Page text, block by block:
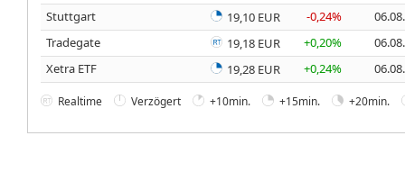
Stuttgart
19,10 EUR -0,24%
Tradegate
19,18 EUR +0,20%
Xetra ETF
19,28 EUR +0,24%
Realtime Verzögert +10min. +15min. +20min.